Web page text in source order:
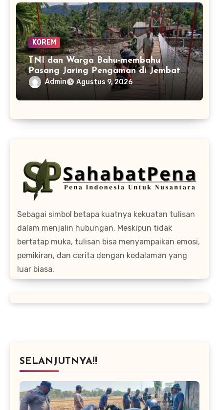
KOREM
TNI dan Warga Bahu-membahu
Pasang Jaring Pengaman di Jembatan
Perintis Betung Ateuh Benggalang,
Segera Siap Digunakan
Admin Agustus 9, 2026
Sebagai simbol betapa kuatnya kekuatan tulisan
dalam menjalin hubungan. Meskipun tidak
bertatap muka, tulisan bisa menyampaikan emosi,
pemikiran, dan cerita dengan kedalaman yang
luar biasa.
SELANJUTNYA!!